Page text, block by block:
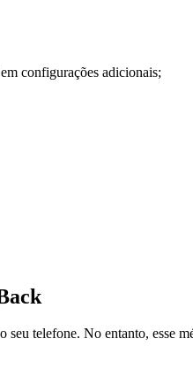
configurações adicionais;
telefone. No entanto, esse